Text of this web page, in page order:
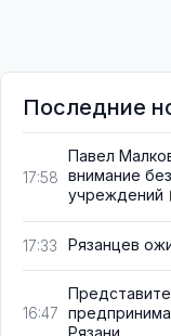
Последние
17:58
Павел
внимание
учреждений
17:33 Рязанцев
16:47
Рязани